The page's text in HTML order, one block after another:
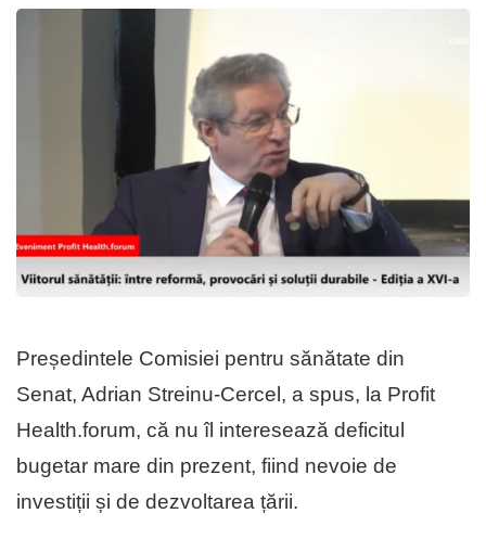
Președintele Comisiei pentru sănătate din
Senat, Adrian Streinu-Cercel, a spus, la Profit
Health.forum, că nu îl interesează deficitul
bugetar mare din prezent, fiind nevoie de
investiții și de dezvoltarea țării.